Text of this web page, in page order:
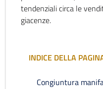
tendenziali circa le
giacenze.
INDICE DELLA
Congiuntura